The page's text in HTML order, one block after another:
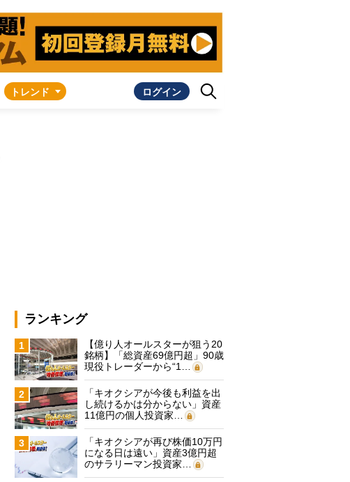
トレンド ログイン
ランキング
1
【億り人オールスターが狙う20
銘柄】「総資産69億円超」90歳
現役トレーダーから“1…
2
「キオクシアが今後も利益を出
し続けるかは分からない」資産
11億円の個人投資家…
3
「キオクシアが再び株価10万円
になる日は遠い」資産3億円超
のサラリーマン投資家…